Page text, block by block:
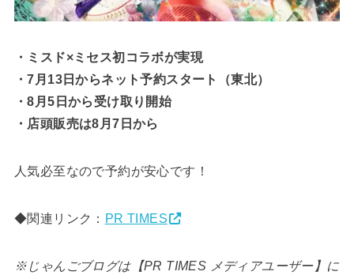
・ミスド×ミセス初コラボが実現
・7月13日からネット予約スタート（東北）
・8月5日から受け取り開始
・店頭販売は8月7日から
人気必至なので予約が安心です！
◆関連リンク： PR TIMES
※じゃんごブログは【PR TIMES メディアユーザー】に